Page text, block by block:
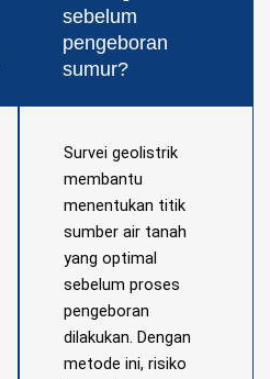
sebelum
pengeboran
sumur?
Survei geolistrik
membantu
menentukan titik
sumber air tanah
yang optimal
sebelum proses
pengeboran
dilakukan. Dengan
metode ini, risiko